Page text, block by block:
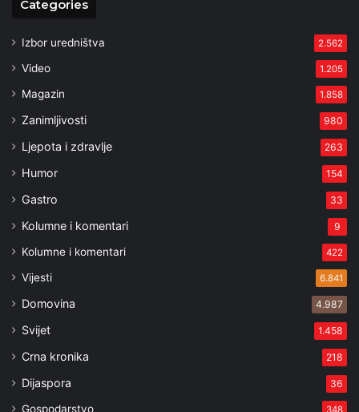
Categories
Izbor uredništva 2.562
Video 1.205
Magazin 1.858
Zanimljivosti 980
Ljepota i zdravlje 263
Humor 154
Gastro 33
Kolumne i komentari 9
Kolumne i komentari 422
Vijesti 6.841
Domovina 4.987
Svijet 1.458
Crna kronika 218
Dijaspora 36
Gospodarstvo